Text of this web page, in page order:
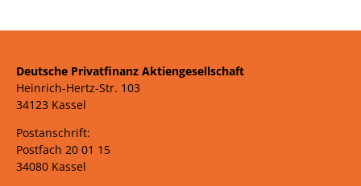
Deutsche Privatfinanz Aktiengesellschaft
Heinrich-Hertz-Str. 103
34123 Kassel
Postanschrift:
Postfach 20 01 15
34080 Kassel